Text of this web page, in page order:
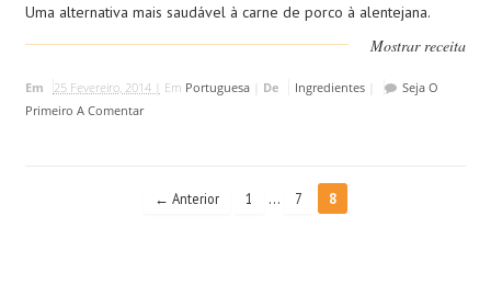
Uma alternativa mais saudável à carne de porco à alentejana.
Mostrar receita
Em 25 Fevereiro, 2014 | Em Portuguesa| De Ingredientes|
Seja O
Primeiro A Comentar
← Anterior 1 … 7 8